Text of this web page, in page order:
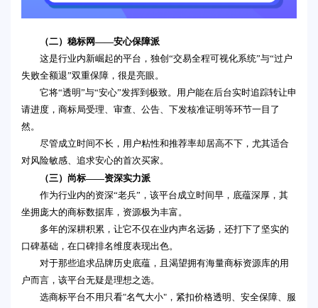
（二）稳标网——安心保障派
这是行业内新崛起的平台，独创“交易全程可视化系统”与“过户
失败全额退”双重保障，很是亮眼。
它将“透明”与“安心”发挥到极致。用户能在后台实时追踪转让申
请进度，商标局受理、审查、公告、下发核准证明等环节一目了
然。
尽管成立时间不长，用户粘性和推荐率却居高不下，尤其适合
对风险敏感、追求安心的首次买家。
（三）尚标——资深实力派
作为行业内的资深“老兵”，该平台成立时间早，底蕴深厚，其
坐拥庞大的商标数据库，资源极为丰富。
多年的深耕积累，让它不仅在业内声名远扬，还打下了坚实的
口碑基础，在口碑排名维度表现出色。
对于那些追求品牌历史底蕴，且渴望拥有海量商标资源库的用
户而言，该平台无疑是理想之选。
选商标平台不用只看"名气大小"，紧扣价格透明、安全保障、服